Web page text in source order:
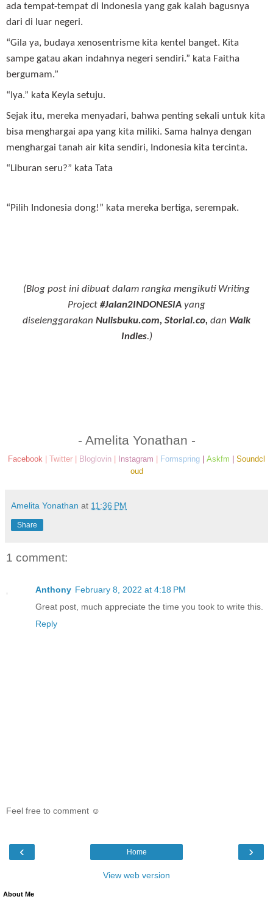
ada tempat-tempat di Indonesia yang gak kalah bagusnya
dari di luar negeri.
“Gila ya, budaya xenosentrisme kita kentel banget. Kita
sampe gatau akan indahnya negeri sendiri.” kata Faitha
bergumam.”
“Iya.” kata Keyla setuju.
Sejak itu, mereka menyadari, bahwa penting sekali untuk kita
bisa menghargai apa yang kita miliki. Sama halnya dengan
menghargai tanah air kita sendiri, Indonesia kita tercinta.
“Liburan seru?” kata Tata
“Pilih Indonesia dong!” kata mereka bertiga, serempak.
(Blog post ini dibuat dalam rangka mengikuti Writing
Project #Jalan2INDONESIA yang
diselenggarakan Nulisbuku.com, Storial.co, dan Walk
Indies.)
- Amelita Yonathan -
Facebook Twitter Bloglovin Instagram Formspring Askfm
Soundcl
oud
Amelita Yonathan at 11:36 PM
Share
1 comment:
Anthony February 8, 2022 at 4:18 PM
Great post, much appreciate the time you took to write this.
Reply
Feel free to comment ☺
‹ ›
Home
View web version
About Me